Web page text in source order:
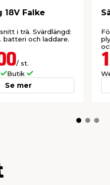
har testats
ger dig
18V Falke
i trä. Svärdlängd:
batteri och laddare.
/ st.
Butik
Se mer